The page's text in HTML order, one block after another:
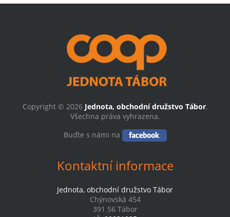
Copyright © 2026 Jednota, obchodní družstvo Tábor.
Všechna práva vyhrazena.
Buďte s námi na
Kontaktní informace
Jednota, obchodní družstvo Tábor
Chýnovská 454
391 56 Tábor